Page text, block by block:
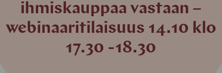
ihmiskauppaa vastaan –
webinaaritilaisuus 14.10 klo
17.30 -18.30